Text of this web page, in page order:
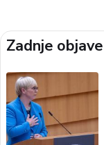
Zadnje objave